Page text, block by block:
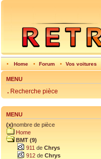
• Home • Forum • Vos voitures
MENU
. Recherche pièce
MENU
(x)nombre de pièce
Home
BMT (9)
911 de Chrys
912 de Chrys